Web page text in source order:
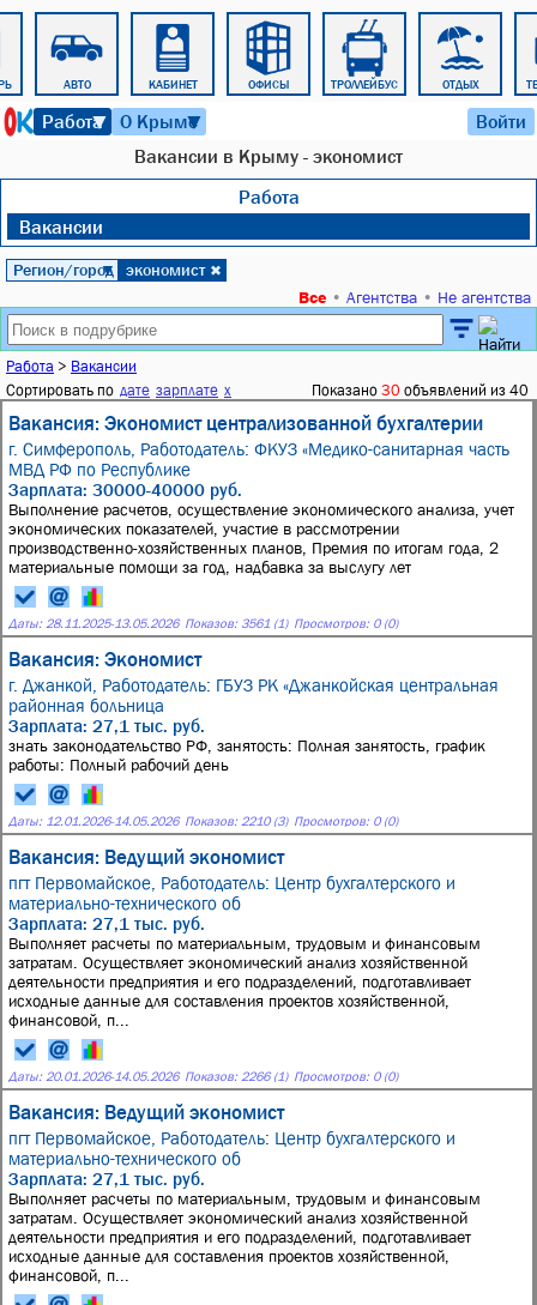
АВТО КАБИНЕТ ОФИСЫ ТРОЛЛЕЙБУС ОТДЫХ
Работа
▼ О Крыме
▼ Войти
Вакансии в Крыму - экономист
Работа
Вакансии
Регион/город
▼ экономист ✖
Все • Агентства • Не агентства
Работа > Вакансии
Сортировать по дате зарплате x Показано 30 объявлений из 40
Вакансия: Экономист централизованной бухгалтерии
г. Симферополь, Работодатель: ФКУЗ «Медико-санитарная часть
МВД РФ по Республике
Зарплата: 30000-40000 руб.
Выполнение расчетов, осуществление экономического анализа, учет
экономических показателей, участие в рассмотрении
производственно-хозяйственных планов, Премия по итогам года, 2
материальные помощи за год, надбавка за выслугу лет
Даты: 28.11.2025-13.05.2026 Показов: 3561 (1) Просмотров: 0 (0)
Вакансия: Экономист
г. Джанкой, Работодатель: ГБУЗ РК «Джанкойская центральная
районная больница
Зарплата: 27,1 тыс. руб.
знать законодательство РФ, занятость: Полная занятость, график
работы: Полный рабочий день
Даты: 12.01.2026-14.05.2026 Показов: 2210 (3) Просмотров: 0 (0)
Вакансия: Ведущий экономист
пгт Первомайское, Работодатель: Центр бухгалтерского и
материально-технического об
Зарплата: 27,1 тыс. руб.
Выполняет расчеты по материальным, трудовым и финансовым
затратам. Осуществляет экономический анализ хозяйственной
деятельности предприятия и его подразделений, подготавливает
исходные данные для составления проектов хозяйственной,
финансовой, п...
Даты: 20.01.2026-14.05.2026 Показов: 2266 (1) Просмотров: 0 (0)
Вакансия: Ведущий экономист
пгт Первомайское, Работодатель: Центр бухгалтерского и
материально-технического об
Зарплата: 27,1 тыс. руб.
Выполняет расчеты по материальным, трудовым и финансовым
затратам. Осуществляет экономический анализ хозяйственной
деятельности предприятия и его подразделений, подготавливает
исходные данные для составления проектов хозяйственной,
финансовой, п...